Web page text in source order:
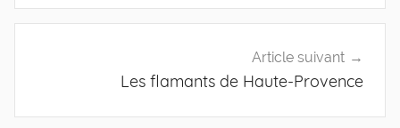
l’article
Article suivant
Les flamants de Haute-Provence